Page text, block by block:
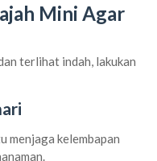
Mini Agar
terlihat indah, lakukan
menjaga kelembapan